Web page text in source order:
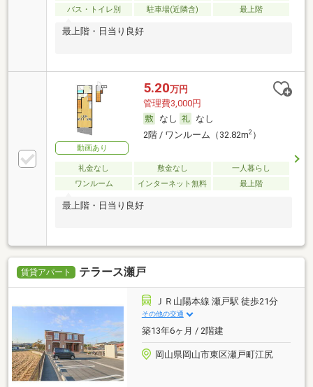
バス・トイレ別
駐車場(近隣含) 最上階
最上階・日当り良好
動画あり
5.20万円
管理費3,000円
なし
なし
2階 / ワンルーム（32.82m2）
礼金なし 敷金なし
一人暮らし
ワンルーム
インターネット無料 最上階
最上階・日当り良好
賃貸アパート テラース瀬戸
ＪＲ山陽本線 瀬戸駅 徒歩21分
その他の交通
築13年6ヶ月 / 2階建
岡山県岡山市東区瀬戸町江尻